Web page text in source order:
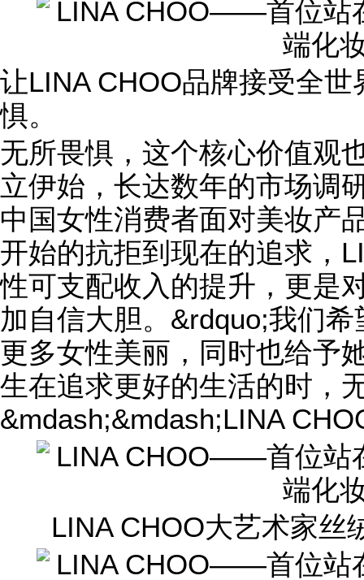
让LINA CHOO品牌接受全
惧。
无所畏惧，这个核心价值观
立伊始，长达数年的市场调
中国女性消费者面对美妆产
开始的抗拒到现在的追求，
性可支配收入的提升，更是
加自信大胆。&rdquo;我们
更多女性美丽，同时也给予
生在追求更好的生活的时，
&mdash;&mdash;LINA
LINA CHOO大艺术家